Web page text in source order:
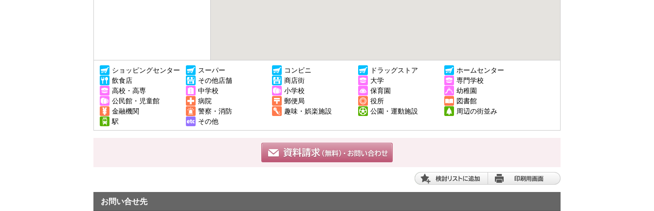
ショッピングセンター スーパー コンビニ ドラッグストア
ホームセンター
飲食店
その他店舗 商店街 大学
専門学校
高校・高専
中学校 小学校 保育園
幼稚園
公民館・児童館
病院 郵便局 役所
図書館
金融機関
警察・消防 趣味・娯楽施設 公園・運動施設
周辺の街並み
駅
その他
お問い合せ先